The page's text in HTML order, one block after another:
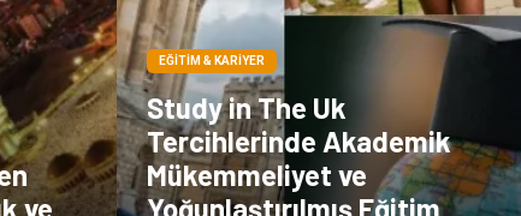
ve
EĞITIM & KARIYER
Study in The Uk
Tercihlerinde Akademik
Mükemmeliyet ve
Yoğunlaştırılmış Eğitim